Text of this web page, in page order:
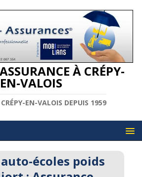
À CRÉPY-
EN-VALOIS
EN-VALOIS DEPUIS 1959
écoles poids